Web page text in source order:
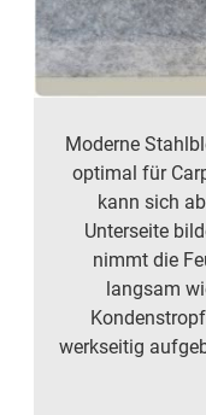
Moderne
optimal für
kann sich
Unterseite
nimmt die
langsam
werkseitig